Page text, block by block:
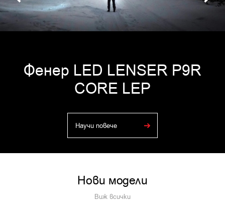
Фенер LED LENSER P9R
CORE LEP
Научи повече
Нови модели
Виж всички